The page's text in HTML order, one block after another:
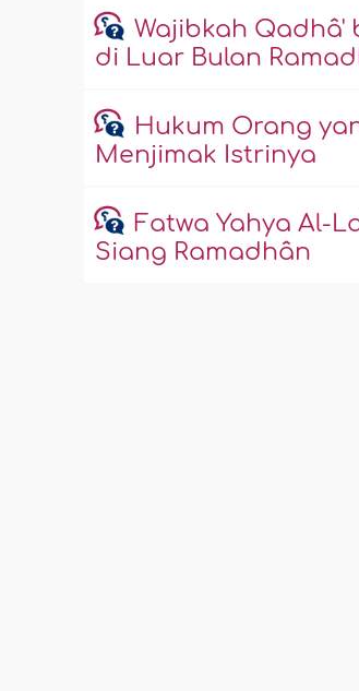
Wajibkah Qadhâ'
di Luar Bulan
Hukum Orang
Menjimak Istrinya
Fatwa Yahya Al-
Siang Ramadhân